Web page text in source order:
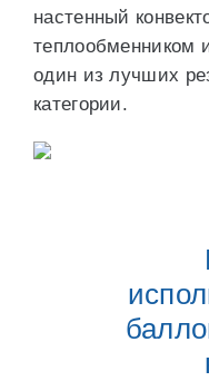
настенный
теплообменником
один из лучших
категории.